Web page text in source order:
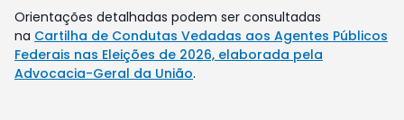
Orientações detalhadas podem ser consultadas
na Cartilha de Condutas Vedadas aos Agentes Públicos
Federais nas Eleições de 2026, elaborada pela
Advocacia-Geral da União.